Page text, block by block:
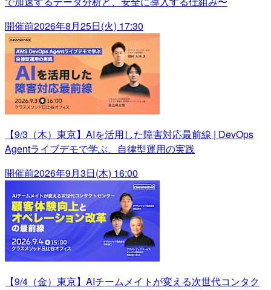
開催前2026年8月25日(火) 17:30
【9/3（木）東京】AIを活用した障害対応最前線 | DevOps
Agentライブデモで学ぶ、自律型運用の実践
開催前2026年9月3日(木) 16:00
【9/4（金）東京】AIチームメイトが変える次世代コンタク